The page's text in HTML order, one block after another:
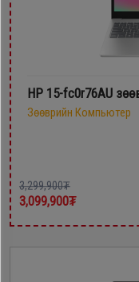
HP 15-fc0r76AU
Зөөврийн Компьютер
3,299,900₮
3,099,900₮